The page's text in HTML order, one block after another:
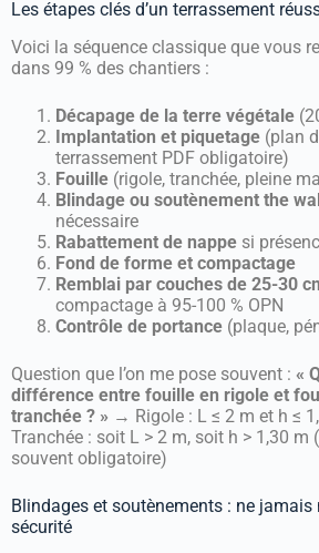
Les étapes clés d’un terrassement
Voici la séquence classique que vous
dans 99 % des chantiers :
Décapage de la terre végétale
Implantation et piquetage (plan
terrassement PDF obligatoire)
Fouille (rigole, tranchée, pleine
Blindage ou soutènement the
nécessaire
Rabattement de nappe si
Fond de forme et compactage
Remblai par couches de 25-30
compactage à 95-100 % OPN
Contrôle de portance (plaque,
Question que l’on me pose souvent : «
différence entre fouille en rigole et
tranchée ? » → Rigole : L ≤ 2 m et h ≤
Tranchée : soit L > 2 m, soit h > 1,30 m
souvent obligatoire)
Blindages et soutènements : ne jamais
sécurité